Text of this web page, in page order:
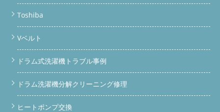
Toshiba
Vベルト
ドラム式洗濯機トラブル事例
ドラム洗濯機分解クリーニング修理
ヒートポンプ交換